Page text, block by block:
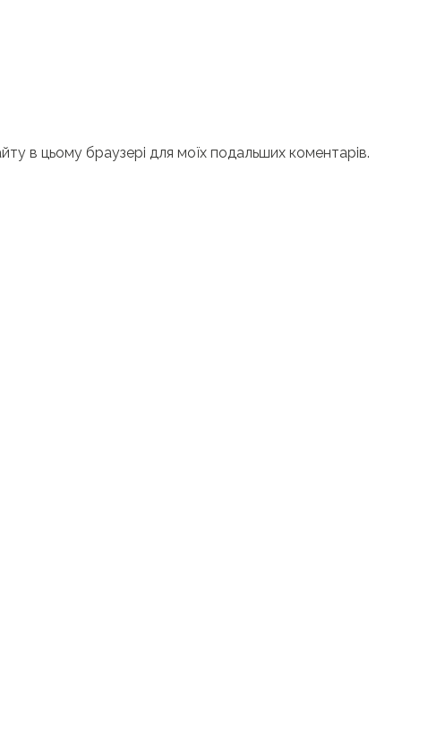
в цьому браузері для моїх подальших коментарів.